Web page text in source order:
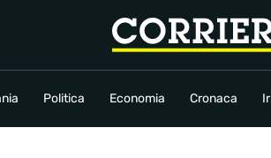
Politica Economia Cronaca
Cronaca Irpinia